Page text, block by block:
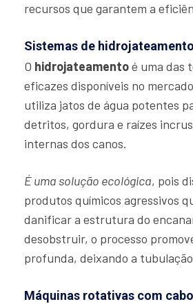
recursos que garantem a
Sistemas de
O hidrojateamentoé uma das
eficazes disponíveis no
utiliza jatos de água potentes
detritos, gordura e raízes
internas dos canos.
É uma solução ecológica, pois
produtos químicos agressivos
danificar a estrutura do
desobstruir, o processo
profunda, deixando a
Máquinas rotativas com